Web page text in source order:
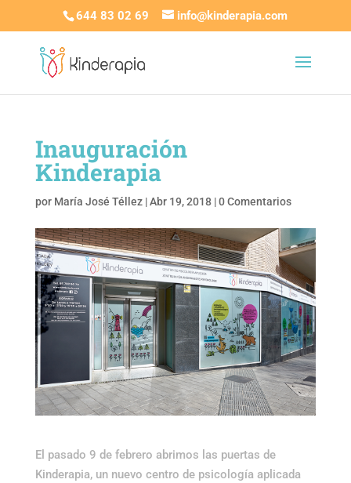
644 83 02 69 info@kinderapia.com
Inauguración
Kinderapia
por María José Téllez|Abr 19, 2018|0 Comentarios
El pasado 9 de febrero abrimos las puertas de
Kinderapia, un nuevo centro de psicología aplicada